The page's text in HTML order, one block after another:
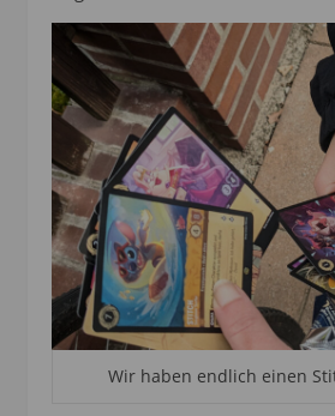
Wir haben endlich einen